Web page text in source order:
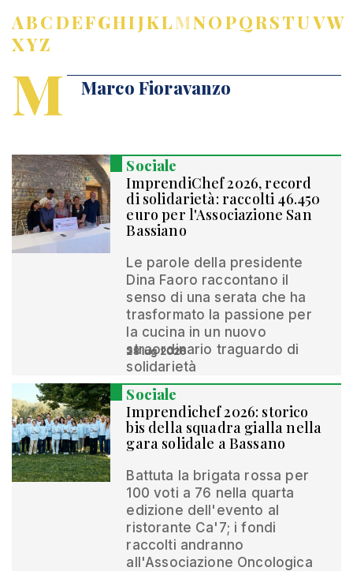
ABCDEFGHIJKLMNOPQRSTUVW
XYZ
M Marco Fioravanzo
Sociale
ImprendiChef 2026, record
di solidarietà: raccolti 46.450
euro per l'Associazione San
Bassiano
Le parole della presidente
Dina Faoro raccontano il
senso di una serata che ha
trasformato la passione per
la cucina in un nuovo
straordinario traguardo di
solidarietà
28 lug 2026
Sociale
Imprendichef 2026: storico
bis della squadra gialla nella
gara solidale a Bassano
Battuta la brigata rossa per
100 voti a 76 nella quarta
edizione dell'evento al
ristorante Ca'7; i fondi
raccolti andranno
all'Associazione Oncologica